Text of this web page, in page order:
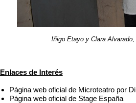
Iñigo Etayo y Clara
Enlaces de Interés
Página web oficial de Microteatro por
Página web oficial de Stage España